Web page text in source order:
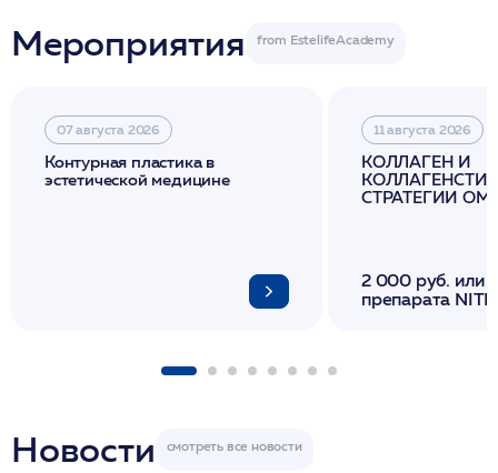
Мероприятия
07 августа 2026
Контурная пластика в
эстетической медицине
11 августа 2026
КОЛЛАГЕН И
СТРАТЕГИИ
2 000 руб. или
препарата
Новости